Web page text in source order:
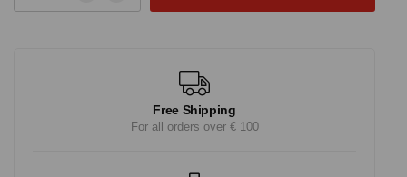
Free Shipping
For all orders over € 100